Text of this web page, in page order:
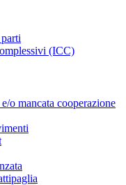
(ICC)
o mancata cooperazione